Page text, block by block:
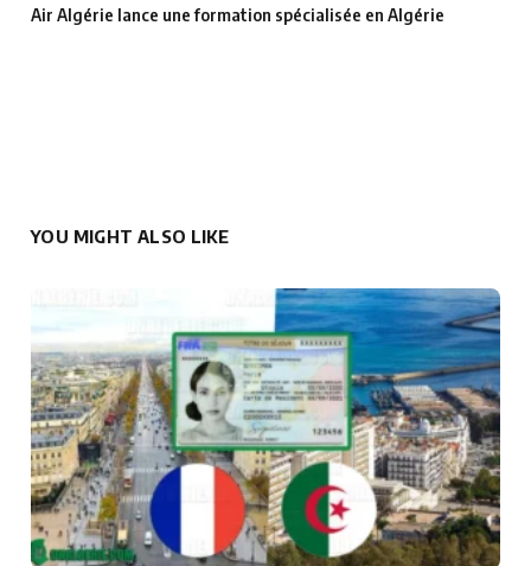
Air Algérie lance une formation spécialisée en Algérie
YOU MIGHT ALSO LIKE